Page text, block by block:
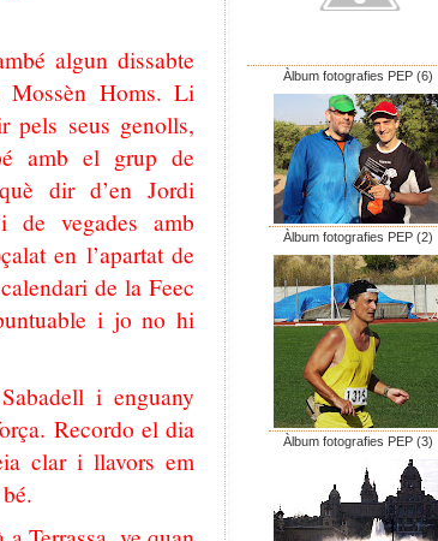
algun dissabte
Mossèn Homs. Li
pels seus genolls,
amb el grup de
dir d’en Jordi
de vegades amb
en l’apartat de
de la Feec
i jo no hi
i enguany
Recordo el dia
clar i llavors em
Àlbum fotografies PEP (6)
Àlbum fotografies PEP (2)
Àlbum fotografies PEP (3)